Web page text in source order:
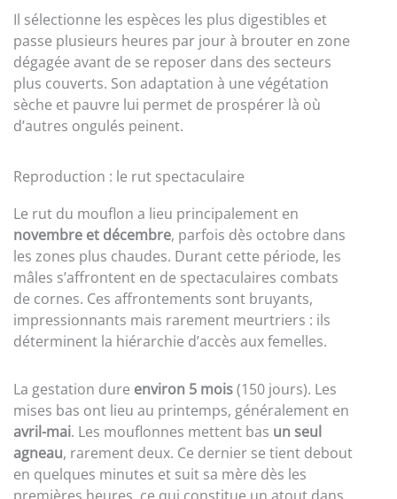
Il sélectionne les espèces les plus digestibles et
passe plusieurs heures par jour à brouter en zone
dégagée avant de se reposer dans des secteurs
plus couverts. Son adaptation à une végétation
sèche et pauvre lui permet de prospérer là où
d’autres ongulés peinent.
Reproduction : le rut spectaculaire
Le rut du mouflon a lieu principalement en
novembre et décembre, parfois dès octobre dans
les zones plus chaudes. Durant cette période, les
mâles s’affrontent en de spectaculaires combats
de cornes. Ces affrontements sont bruyants,
impressionnants mais rarement meurtriers : ils
déterminent la hiérarchie d’accès aux femelles.
La gestation dure environ 5 mois(150 jours). Les
mises bas ont lieu au printemps, généralement en
avril-mai. Les mouflonnes mettent bas un seul
agneau, rarement deux. Ce dernier se tient debout
en quelques minutes et suit sa mère dès les